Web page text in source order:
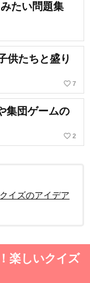
たい問題集
供たちと盛り
favorite_border 7
集団ゲームの
favorite_border 2
イズのアイデア
楽しいクイズ